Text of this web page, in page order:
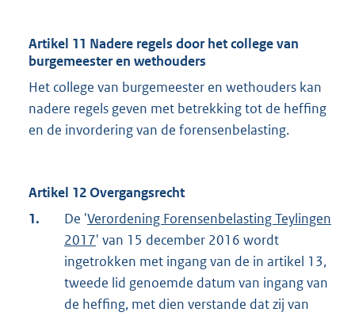
Artikel 11 Nadere regels door het college van
burgemeester en wethouders
Het college van burgemeester en wethouders kan
nadere regels geven met betrekking tot de heffing
en de invordering van de forensenbelasting.
Artikel 12 Overgangsrecht
1.
De 'Verordening Forensenbelasting Teylingen
2017' van 15 december 2016 wordt
ingetrokken met ingang van de in artikel 13,
tweede lid genoemde datum van ingang van
de heffing, met dien verstande dat zij van